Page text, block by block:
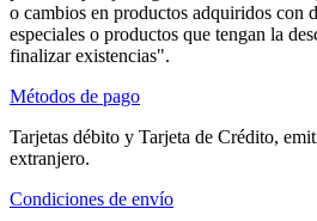
o cambios en productos adquiridos con
especiales o productos que tengan la
finalizar existencias".
Métodos de pago
Tarjetas débito y Tarjeta de Crédito,
extranjero.
Condiciones de envío